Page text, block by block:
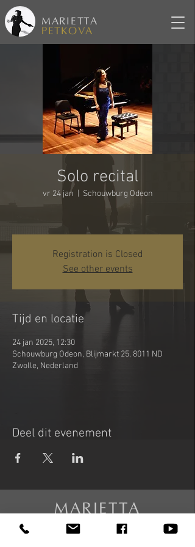
MARIETTA
PETKOVA
Solo recital
vr 24 jan Schouwburg Odeon
Registration is Closed
See other events
Tijd en locatie
24 jan 2025, 12:30
Schouwburg Odeon, Blijmarkt 25, 8011 ND
Zwolle, Nederland
Deel dit evenement
MARIETTA
PETKOVA